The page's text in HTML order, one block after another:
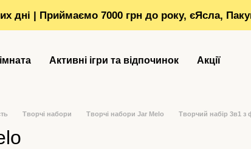
дні | Приймаємо 7000 грн до року, єЯсла,
Активні ігри та відпочинок Акції
Творчі набори Творчі набори Jar Melo Творчий набір 3в1 з